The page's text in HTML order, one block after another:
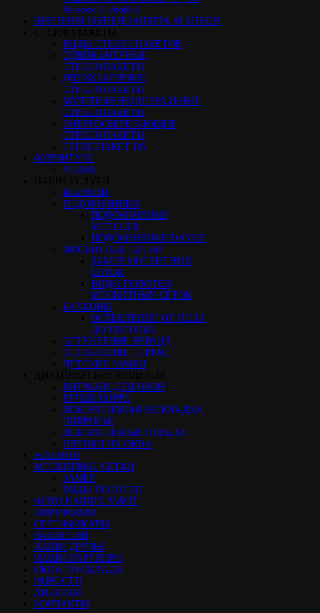
Алютех TurboRoll
ВНЕШНЯЯ СОЛНЦЕЗАЩИТА ALUTECH
ВИДЫ СТЕКЛОПАКЕТОВ
ОДНОКАМЕРНЫЕ
СТЕКЛОПАКЕТЫ
ДВУХКАМЕРНЫЕ
СТЕКЛОПАКЕТЫ
МУЛЬТИФУНКЦИОНАЛЬНЫЕ
СТЕКЛОПАКЕТЫ
ЭНЕРГОСБЕРЕГАЮЩИЕ
СТЕКЛОПАКЕТЫ
ТЕПЛОПАКЕТ DS
ФУРНИТУРА
VORNE
ЖАЛЮЗИ
ПОДОКОННИКИ
ПОДОКОННИКИ
MOELLER
ПОДОКОННИКИ DANKE
МОСКИТНЫЕ СЕТКИ
ЗАМЕР МОСКИТНЫХ
СЕТОК
ВИДЫ ПОЛОТЕН
МОСКИТНЫХ СЕТОК
БАЛКОНЫ
ОСТЕКЛЕНИЕ ОТ ПОЛА
ДО ПОТОЛКА
ОСТЕКЛЕНИЕ ВЕРАНД
ОСТЕКЛЕНИЕ ТЕРРАС
ДЕТСКИЕ ЗАМКИ
ВИТРАЖИ ДЛЯ ОКОН
РУЧКИ HOPPE
ДЕКОРАТИВНАЯ РАСКЛАДКА
(ШПРОСЫ)
ДЕКОРАТИВНЫЕ СТЕКЛА
ПЛЕНКИ НА ОКНА
ЖАЛЮЗИ
МОСКИТНЫЕ СЕТКИ
ЗАМЕР
ВИДЫ ПОЛОТЕН
ФОТО НАШИХ РАБОТ
ПОРТФОЛИО
СЕРТИФИКАТЫ
ВАКАНСИИ
НАШИ ДРУЗЬЯ
НАШИ ПАРТНЕРЫ
ОКНА СО СКЛАДА
НОВОСТИ
ДИЛЕРАМ
КОНТАКТЫ